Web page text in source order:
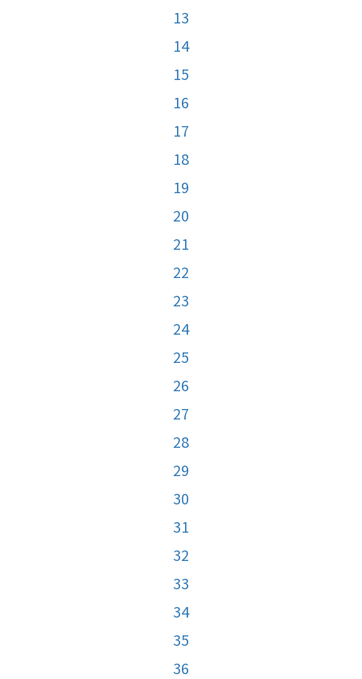
13
14
15
16
17
18
19
20
21
22
23
24
25
26
27
28
29
30
31
32
33
34
35
36